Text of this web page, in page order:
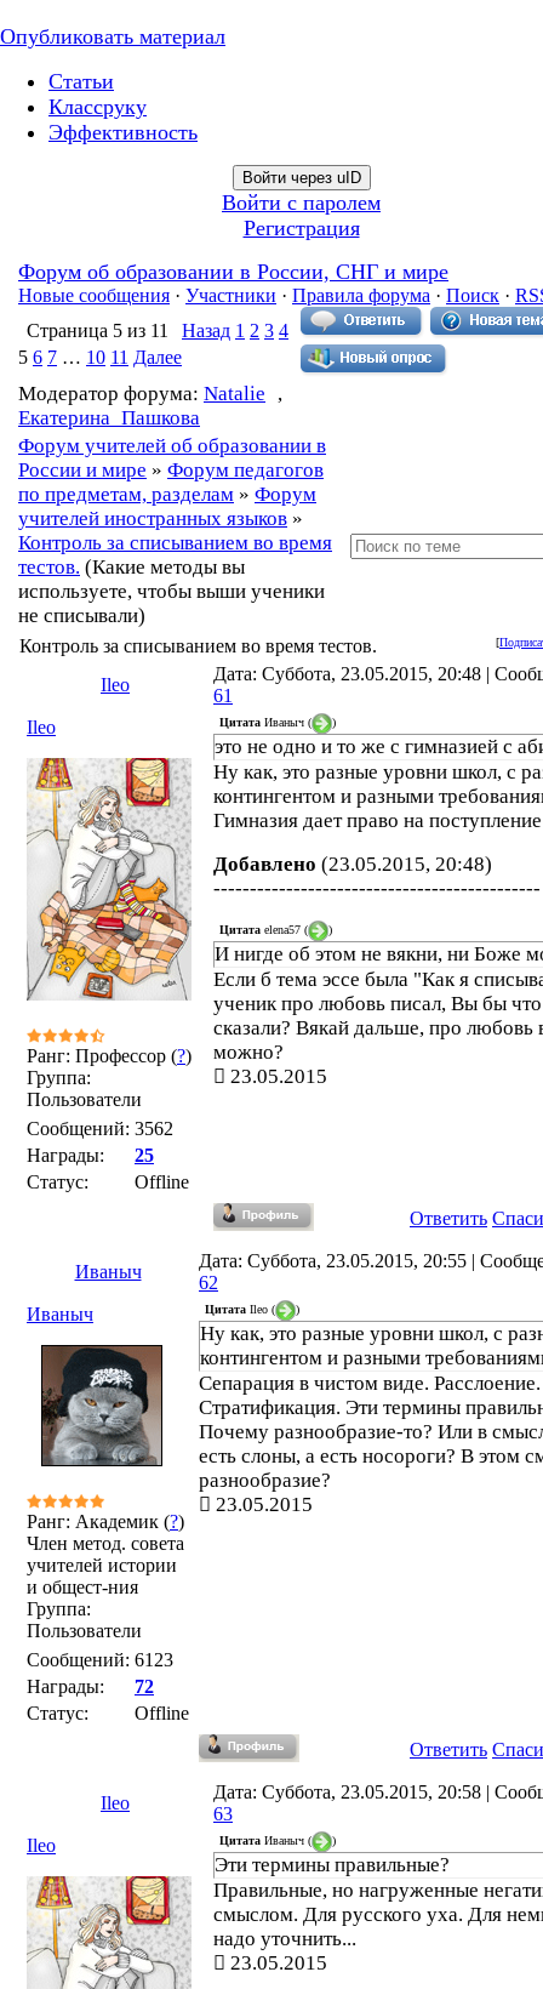
Опубликовать материал
Статьи
Классруку
Эффективность
Войти через uID
Войти с паролем
Регистрация
Форум об образовании в России, СНГ и мире
Новые сообщения · Участники · Правила форума · Поиск ·
Страница 5 из 11 Назад 1 2 3 4
5 6 7 … 10 11 Далее
Модератор форума: Natalie
,
Екатерина_Пашкова
Форум учителей об образовании в
России и мире » Форум педагогов
по предметам, разделам » Форум
учителей иностранных языков »
Контроль за списыванием во время
тестов. (Какие методы вы
используете, чтобы выши ученики
не списывали)
[
Контроль за списыванием во время тестов.
Ileo
Дата: Суббота, 23.05.2015, 20:48 |
61
Ileo
Ранг: Профессор (?)
Группа:
Пользователи
Сообщений: 3562
Награды:
25
Статус:
Offline
Цитата Иваныч ( )
это не одно и то же с гимназией с
Ну как, это разные уровни школ, с
контингентом и разными
Гимназия дает право на
Добавлено (23.05.2015, 20:48)
---------------------------------------------
Цитата elena57 ( )
И нигде об этом не вякни, ни Боже
Если б тема эссе была "Как я
ученик про любовь писал, Вы бы
сказали? Вякай дальше, про любовь
можно?
23.05.2015
Ответить
Иваныч
Дата: Суббота, 23.05.2015, 20:55 |
62
Иваныч
Ранг: Академик (?)
Член метод. совета
учителей истории
и общест-ния
Группа:
Пользователи
Сообщений: 6123
Награды:
72
Статус:
Offline
Цитата Ileo ( )
Ну как, это разные уровни школ, с
контингентом и разными
Сепарация в чистом виде. Расслоение.
Стратификация. Эти термины
Почему разнообразие-то? Или в
есть слоны, а есть носороги? В этом
разнообразие?
23.05.2015
Ответить
Ileo
Дата: Суббота, 23.05.2015, 20:58 |
63
Ileo
Цитата Иваныч ( )
Эти термины правильные?
Правильные, но нагруженные
смыслом. Для русского уха. Для
надо уточнить...
23.05.2015